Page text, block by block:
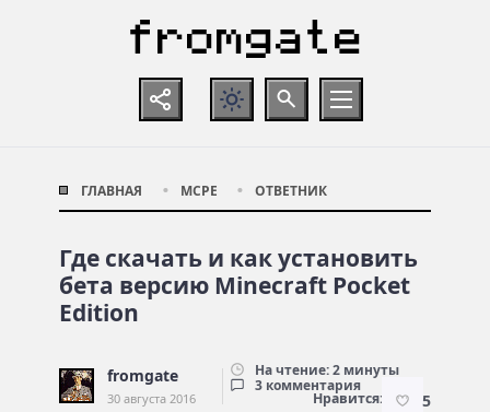
ГЛАВНАЯ MCPE ОТВЕТНИК
Где скачать и как установить
бета версию Minecraft Pocket
Edition
fromgate
30 августа 2016
На чтение: 2 минуты
3 комментария
Нравится: 5